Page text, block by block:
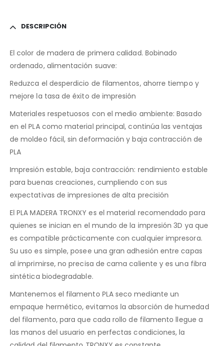
DESCRIPCIÓN
El color de madera de primera calidad. Bobinado
ordenado, alimentación suave:
Reduzca el desperdicio de filamentos, ahorre tiempo y
mejore la tasa de éxito de impresión
Materiales respetuosos con el medio ambiente: Basado
en el PLA como material principal, continúa las ventajas
de moldeo fácil, sin deformación y baja contracción de
PLA
Impresión estable, baja contracción: rendimiento estable
para buenas creaciones, cumpliendo con sus
expectativas de impresiones de alta precisión
El PLA MADERA TRONXY es el material recomendado para
quienes se inician en el mundo de la impresión 3D ya que
es compatible prácticamente con cualquier impresora.
Su uso es simple, posee una gran adhesión entre capas
al imprimirse, no precisa de cama caliente y es una fibra
sintética biodegradable.
Mantenemos el filamento PLA seco mediante un
empaque hermético, evitamos la absorción de humedad
del filamento, para que cada rollo de filamento llegue a
las manos del usuario en perfectas condiciones, la